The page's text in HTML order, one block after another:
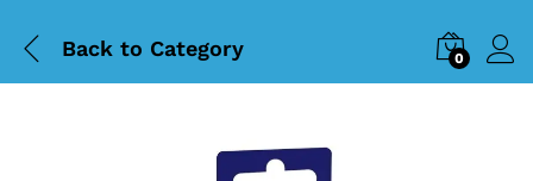
Back to Category 0